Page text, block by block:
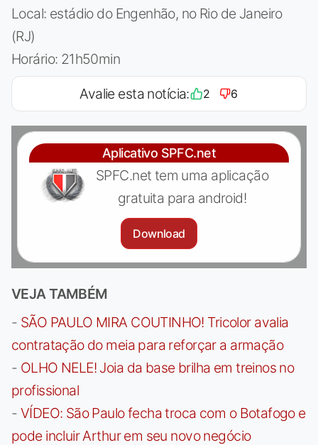
Local: estádio do Engenhão, no Rio de Janeiro
(RJ)
Horário: 21h50min
Avalie esta notícia: 2 6
Aplicativo SPFC.net
SPFC.net tem uma aplicação
gratuita para android!
Download
VEJA TAMBÉM
- SÃO PAULO MIRA COUTINHO! Tricolor avalia
contratação do meia para reforçar a armação
- OLHO NELE! Joia da base brilha em treinos no
profissional
- VÍDEO: São Paulo fecha troca com o Botafogo e
pode incluir Arthur em seu novo negócio